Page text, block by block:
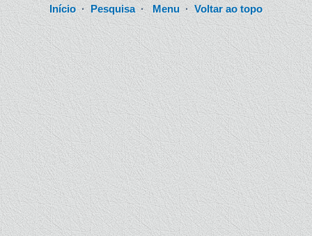
Início·Pesquisa·Menu ·Voltar ao topo